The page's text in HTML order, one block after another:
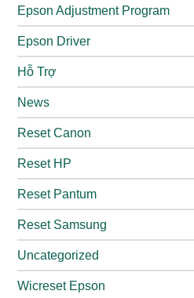
Epson Adjustment Program
Epson Driver
Hỗ Trợ
News
Reset Canon
Reset HP
Reset Pantum
Reset Samsung
Uncategorized
Wicreset Epson